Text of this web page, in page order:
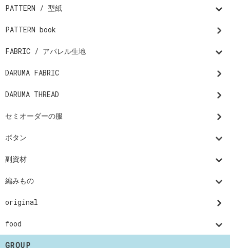
PATTERN / 型紙
PATTERN book
FABRIC / アパレル生地
DARUMA FABRIC
DARUMA THREAD
セミオーダーの服
ボタン
副資材
編みもの
original
food
GROUP